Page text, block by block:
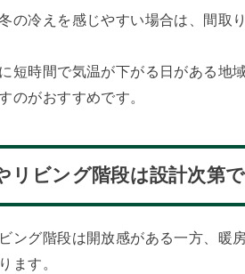
の冷えを感じやすい場合は、間取
短時間で気温が下がる日がある地
のがおすすめです。
リビング階段は設計次第
ング階段は開放感がある一方、暖
ます。